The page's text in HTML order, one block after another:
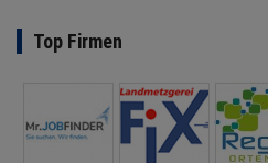
Top Firmen